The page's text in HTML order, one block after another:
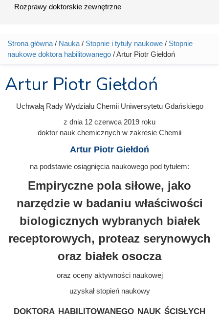
Rozprawy doktorskie zewnętrzne
Jesteś tutaj
Strona główna / Nauka / Stopnie i tytuły naukowe / Stopnie
naukowe doktora habilitowanego / Artur Piotr Giełdoń
Artur Piotr Giełdoń
Uchwałą Rady Wydziału Chemii Uniwersytetu Gdańskiego
z dnia 12 czerwca 2019 roku
doktor nauk chemicznych w zakresie Chemii
Artur Piotr Giełdoń
na podstawie osiągnięcia naukowego pod tytułem:
Empiryczne pola siłowe, jako
narzędzie w badaniu właściwości
biologicznych wybranych białek
receptorowych, proteaz serynowych
oraz białek osocza
oraz oceny aktywności naukowej
uzyskał stopień naukowy
doktora habilitowanego nauk ścisłych